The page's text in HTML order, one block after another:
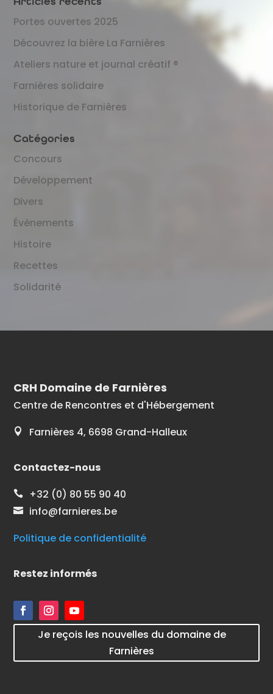
Portes ouvertes 2025
Découvrez la bière La Farnières
Ateliers nature et journal créatif ®
Farnières solidaire
Historique de Farnières
Catégories
Concours
Développement
Divers
Évènements
Histoire
Recettes
Solidarité
CRH Domaine de Farnières
Centre de Rencontres et d'Hébergement
 Farnières 4, 6698 Grand-Halleux
Contactez-nous
 +32 (0) 80 55 90 40

info@farnieres.be
Politique de confidentialité
Restez informés
Je reçois les nouvelles du domaine de
Farnières